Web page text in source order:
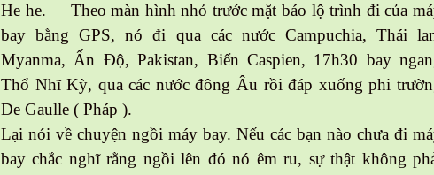
He he. Theo màn hình nhỏ trước mặt báo lộ trình đi của
bay bằng GPS, nó đi qua các nước Campuchia, Thái
Myanma, Ấn Độ, Pakistan, Biển Caspien, 17h30 bay
Thổ Nhĩ Kỳ, qua các nước đông Âu rồi đáp xuống phi
De Gaulle ( Pháp ).
Lại nói về chuyện ngồi máy bay. Nếu các bạn nào chưa đi
bay chắc nghĩ rằng ngồi lên đó nó êm ru, sự thật không